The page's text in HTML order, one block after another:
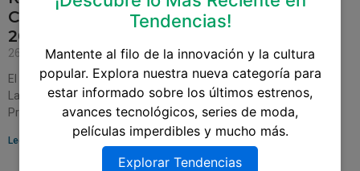
Capítulo del Clásico Español en LaLiga
2024/25
26 de octubre de 2024
El inminente enfrentamiento entre Real Madrid y Barcelona en
LaLiga 2024/25 promete ser más que un simple partido de fútbol.
Programado para el 26 de
Leer más »
Tendencias!
Mantente al filo de la innovación y la cultura
popular. Explora nuestra nueva categoría para
estar informado sobre los últimos estrenos,
avances tecnológicos, series de moda,
películas imperdibles y mucho más.
Explorar Tendencias